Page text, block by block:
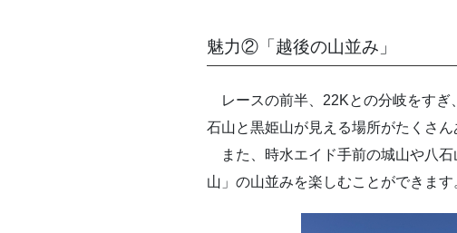
魅力②「越後の山並み」
レースの前半、22Kとの分岐をすぎ
石山と黒姫山が見える場所がたくさん
また、時水エイド手前の城山や八石
山」の山並みを楽しむことができます